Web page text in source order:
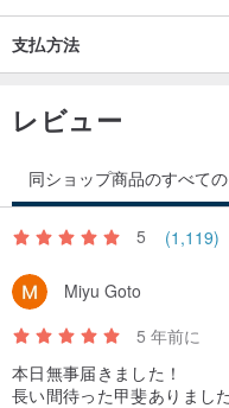
支払方法
レビュー
同ショップ商品のすべて
5 (1,119)
Miyu Goto
5 年前に
本日無事届きました！
長い間待った甲斐ありまし